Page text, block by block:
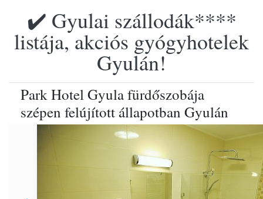
✔️ Gyulai szállodák****
listája, akciós gyógyhotelek
Gyulán!
Park Hotel Gyula fürdőszobája
szépen felújított állapotban Gyulán